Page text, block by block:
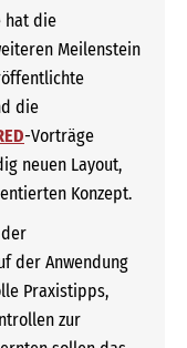
hat die
Meilenstein
die
-Vorträge
neuen Layout,
Konzept.
der Anwendung
Praxistipps,
zur